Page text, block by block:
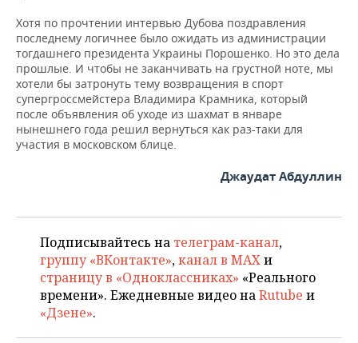
Хотя по прочтении интервью Дубова поздравления
последнему логичнее было ожидать из администрации
тогдашнего президента Украины Порошенко. Но это дела
прошлые. И чтобы не заканчивать на грустной ноте, мы
хотели бы затронуть тему возвращения в спорт
супергроссмейстера Владимира Крамника, который
после объявления об уходе из шахмат в январе
нынешнего года решил вернуться как раз-таки для
участия в московском блице.
Джаудат Абдуллин
Подписывайтесь на телеграм-канал,
группу «ВКонтакте»,канал в MAXи
страницу в «Одноклассниках» «Реального
времени». Ежедневные видео наRutube и
«Дзене».